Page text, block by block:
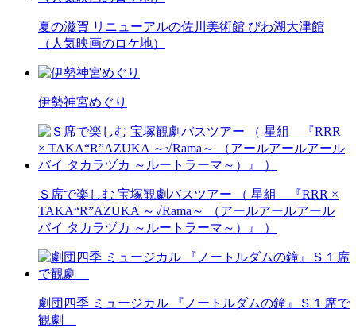
夏の滋賀 リニューアルの佐川美術館 びわ湖大津館
（人気映画のロケ地）
伊勢神宮めぐり
Ｓ席で楽しむ 宝塚観劇バスツアー （ 星組 『RRR ×
TAKA“R”AZUKA ～√Rama～ （アールアールアール
バイ タカラヅカ ～ルートラーマ～）』 ）
劇団四季 ミュージカル 『ノートルダムの鐘』Ｓ１席で
観劇